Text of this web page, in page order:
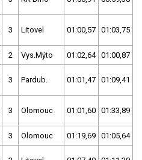
3 Litovel 01:00,57 01:03,75
2 Vys.Mýto 01:02,64 01:00,87
3 Pardub. 01:01,47 01:09,41
3 Olomouc 01:01,60 01:33,89
3 Olomouc 01:19,69 01:05,64